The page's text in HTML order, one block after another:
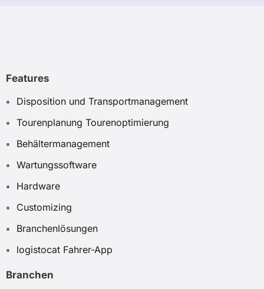
Features
Disposition und Transportmanagement
Tourenplanung Tourenoptimierung
Behältermanagement
Wartungssoftware
Hardware
Customizing
Branchenlösungen
logistocat Fahrer-App
Branchen